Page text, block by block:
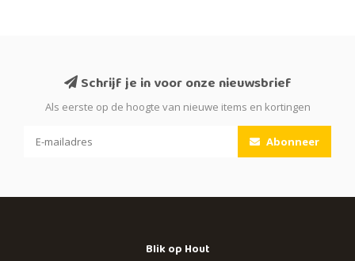
Schrijf je in voor onze nieuwsbrief
Als eerste op de hoogte van nieuwe items en kortingen
Abonneer
Blik op Hout